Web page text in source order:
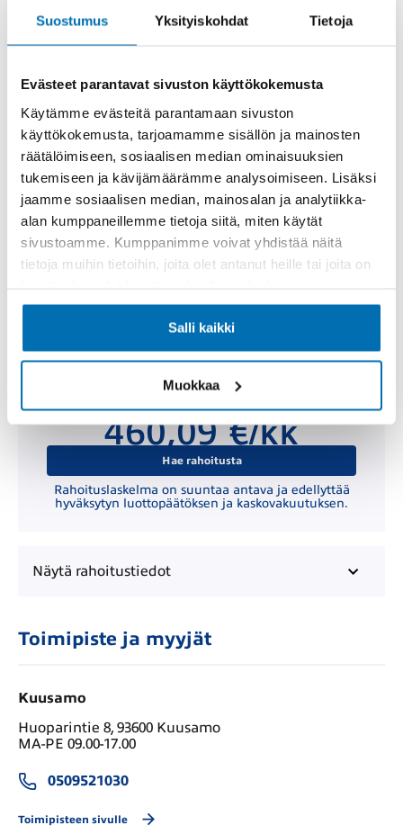
Suostumus Yksityiskohdat Tietoja
Evästeet parantavat sivuston käyttökokemusta
Käytämme evästeitä parantamaan sivuston
käyttökokemusta, tarjoamamme sisällön ja mainosten
räätälöimiseen, sosiaalisen median ominaisuuksien
tukemiseen ja kävijämäärämme analysoimiseen. Lisäksi
jaamme sosiaalisen median, mainosalan ja analytiikka-
alan kumppaneillemme tietoja siitä, miten käytät
sivustoamme. Kumppanimme voivat yhdistää näitä
tietoja muihin tietoihin, joita olet antanut heille tai joita on
Salli kaikki
Muokkaa
Käsiraha tai vaihtoauto (€)
Suurempi viimeinen erä (€)
Kuukausierä
460,09 €/kk
Hae rahoitusta
Rahoituslaskelma on suuntaa antava ja edellyttää
hyväksytyn luottopäätöksen ja kaskovakuutuksen.
Näytä rahoitustiedot
Toimipiste ja myyjät
Kuusamo
Huoparintie 8, 93600 Kuusamo
MA-PE 09.00-17.00
0509521030
Toimipisteen sivulle